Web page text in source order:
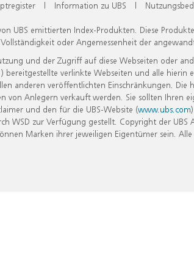
| Information zu UBS |
UBS emittierten Index-Produkten. Diese
oder Angemessenheit der
und der Zugriff auf diese Webseiten oder
verlinkte Webseiten und alle
anderen veröffentlichten Einschränkungen.
Anlegern verkauft werden. Sie sollten Ihren
und den für die UBS-Website (www.ubs.com
zur Verfügung gestellt. Copyright der UBS
Marken ihrer jeweiligen Eigentümer sein. Alle